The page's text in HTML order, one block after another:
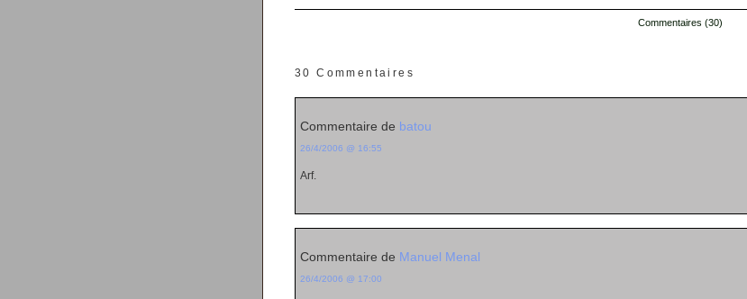
Commentaires (30)
30 Commentaires
Commentaire de batou
26/4/2006 @ 16:55
Arf.
Commentaire de Manuel Menal
26/4/2006 @ 17:00